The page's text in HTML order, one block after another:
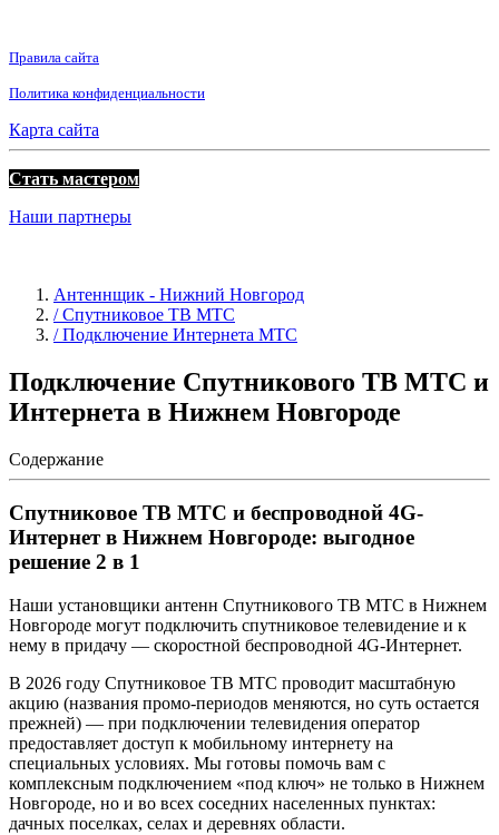
Правила сайта
Политика конфиденциальности
Карта сайта
Стать мастером
Наши партнеры
Антеннщик - Нижний Новгород
/ Спутниковое ТВ МТС
/ Подключение Интернета МТС
Подключение Спутникового ТВ МТС и
Интернета в Нижнем Новгороде
Содержание
Спутниковое ТВ МТС и беспроводной 4G-
Интернет в Нижнем Новгороде: выгодное
решение 2 в 1
Наши установщики антенн Спутникового ТВ МТС в Нижнем
Новгороде могут подключить спутниковое телевидение и к
нему в придачу — скоростной беспроводной 4G-Интернет.
В 2026 году Спутниковое ТВ МТС проводит масштабную
акцию (названия промо-периодов меняются, но суть остается
прежней) — при подключении телевидения оператор
предоставляет доступ к мобильному интернету на
специальных условиях. Мы готовы помочь вам с
комплексным подключением «под ключ» не только в Нижнем
Новгороде, но и во всех соседних населенных пунктах:
дачных поселках, селах и деревнях области.